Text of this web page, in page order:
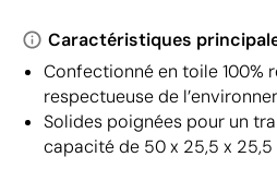
Caractéristiques
Confectionné en toile 100%
respectueuse de
Solides poignées pour un
capacité de 50 x 25,5 x 25,5